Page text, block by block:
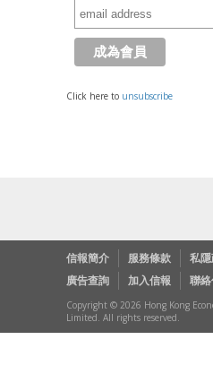
Click here to unsubscribe
信報簡介 服務條款 私
廣告查詢
加入信報 聯
Copyright © 2026 Hong Kong
Limited. All rights reserved.